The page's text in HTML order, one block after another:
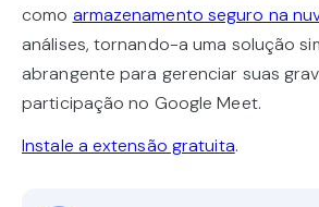
como armazenamento seguro na
análises, tornando-a uma solução
abrangente para gerenciar suas
participação no Google Meet.
Instale a extensão gratuita.